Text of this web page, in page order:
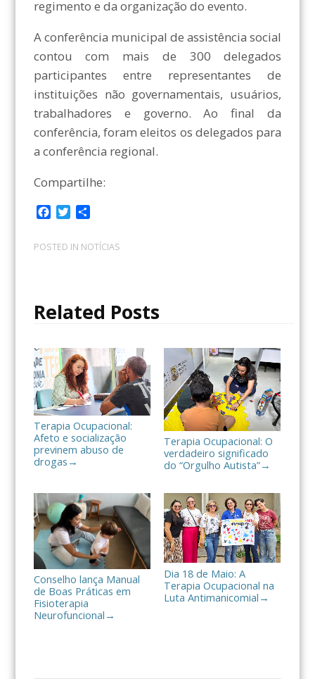
regimento e da organização do evento.
A conferência municipal de assistência social
contou com mais de 300 delegados
participantes entre representantes de
instituições não governamentais, usuários,
trabalhadores e governo. Ao final da
conferência, foram eleitos os delegados para
a conferência regional.
Compartilhe:
c
e
k
i
t
m
p
i
a
r
POSTED IN NOTÍCIAS
Related Posts
Terapia Ocupacional:
Afeto e socialização
previnem abuso de
drogas →
Terapia Ocupacional: O
verdadeiro significado
do “Orgulho Autista”→
Conselho lança Manual
de Boas Práticas em
Fisioterapia
Neurofuncional →
Dia 18 de Maio: A
Terapia Ocupacional na
Luta Antimanicomial →